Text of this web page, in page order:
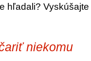
hľadali?
niekomu